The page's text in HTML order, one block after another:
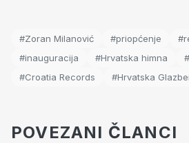
#Zoran Milanović #priopćenje
#inauguracija
#Hrvatska himna
#Croatia Records
#Hrvatska
POVEZANI ČLANCI